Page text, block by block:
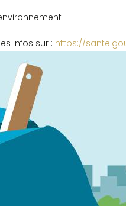
infos sur : https://